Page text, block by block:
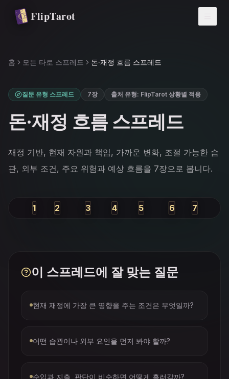
주요 콘텐츠로 건너뛰기
FlipTarot
홈 모든 타로 스프레드 돈·재정 흐름 스프레드
질문 유형 스프레드 7장 출처 유형: FlipTarot 상황별 적용
돈·재정 흐름 스프레드
재정 기반, 현재 자원과 책임, 가까운 변화, 조절 가능한 습
관, 외부 조건, 주요 위험과 예상 흐름을 7장으로 봅니다.
1
과거
2
현재
3
가까운 미래
4
나의 태도
5
외부 영향
6
장애물
7
예상 흐름
이 스프레드에 잘 맞는 질문
현재 재정에 가장 큰 영향을 주는 조건은 무엇일까?
어떤 습관이나 외부 요인을 먼저 봐야 할까?
수입과 지출, 판단이 비슷하면 어떻게 흘러갈까?